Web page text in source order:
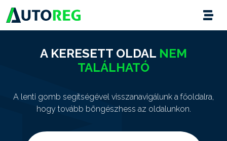
A KERESETT OLDAL NEM
TALÁLHATÓ
A lenti gomb segítségével visszanavigálunk a főoldalra,
hogy tovább böngészhess az oldalunkon.